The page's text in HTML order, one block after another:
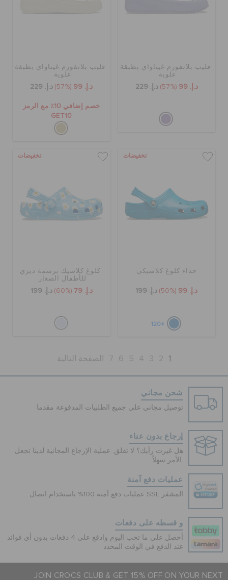
فليب بلاتفورم غيتاواي بطبقة
علوية
د.إ. 99 (57%) د.إ. 229
فليب بلاتفورم غيتاواي بطبقة
علوية
د.إ. 99 (57%) د.إ. 229
خصم إضافي 10٪ مع الرمز
GET10
تخفيضات
حذاء كلوغ كلاسيكي
د.إ. 99 (50%) د.إ. 199
+120
تخفيضات
كلوغ كلاسيك برسمة ديزي
للأطفال الصغار
د.إ. 79 (60%) د.إ. 199
1
2
3
4
5
6
7 الصفحة التالية
شحن مجاني
توصيل مجاني على جميع الطلبيات المدفوعة مقدما
إرجاع بدون عناء
هل غيرت رأيك؟ لا تقلق. عملية الإرجاع المجانية لدينا تجعل
الأمر سهلاً.
عمليات دفع آمنة
عمليات دفع آمنة 100% باستخدام اتصال SSL المشفر
و قسطه على دفعات
أحصل على ما تحب اليوم وادفع على 4 دفعات بدون أي فوائد
عند الدفع في الوقت المحدد
JOIN CROCS CLUB & GET 15% OFF ON YOUR NEXT